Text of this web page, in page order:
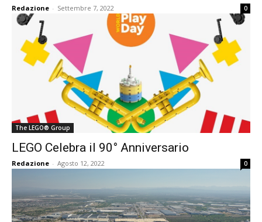
Redazione - Settembre 7, 2022 0
The LEGO® Group
LEGO Celebra il 90° Anniversario
Redazione - Agosto 12, 2022 0